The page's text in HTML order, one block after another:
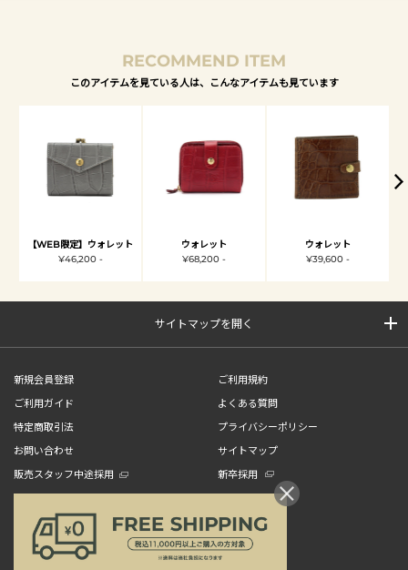
RECOMMEND ITEM
このアイテムを見ている人は、こんなアイテムも見ています
【WEB限定】ウォレット
¥46,200 -
ウォレット
¥68,200 -
ウォレット
¥39,600 -
サイトマップを開く
新規会員登録
ご利用規約
ご利用ガイド
よくある質問
特定商取引法
プライバシーポリシー
お問い合わせ
サイトマップ
販売スタッフ中途採用
新卒採用